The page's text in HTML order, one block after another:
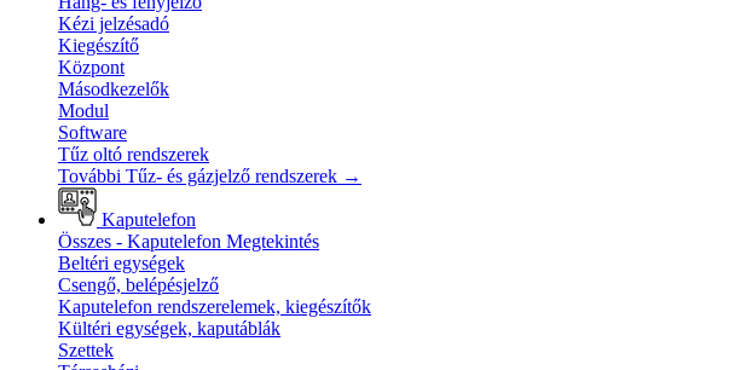
Kézi jelzésadó
Kiegészítő
Központ
Másodkezelők
Modul
Software
Tűz oltó rendszerek
További Tűz- és gázjelző rendszerek →
Kaputelefon
Összes - Kaputelefon Megtekintés
Beltéri egységek
Csengő, belépésjelző
Kaputelefon rendszerelemek, kiegészítők
Kültéri egységek, kaputáblák
Szettek